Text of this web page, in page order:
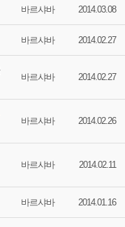
바르샤바 2014.03.08
바르샤바 2014.02.27
바르샤바 2014.02.27
바르샤바 2014.02.26
바르샤바 2014.02.11
바르샤바 2014.01.16